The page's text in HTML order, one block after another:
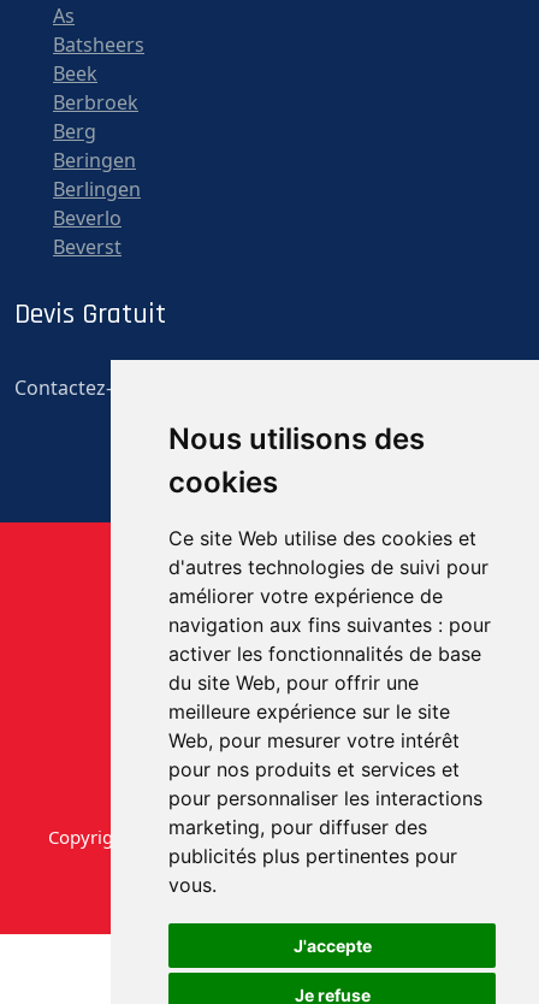
Nous utilisons des
cookies
Ce site Web utilise des cookies et
d'autres technologies de suivi pour
améliorer votre expérience de
navigation aux fins suivantes : pour
activer les fonctionnalités de base
du site Web, pour offrir une
meilleure expérience sur le site
Web, pour mesurer votre intérêt
pour nos produits et services et
pour personnaliser les interactions
marketing, pour diffuser des
publicités plus pertinentes pour
vous.
J'accepte
Je refuse
As
Batsheers
Beek
Berbroek
Berg
Beringen
Berlingen
Beverlo
Beverst
Devis Gratuit
Contactez-nous pour un devis gratuit et personnalisé
Copyright © aab-videmaison.be. Tous droits réservés.